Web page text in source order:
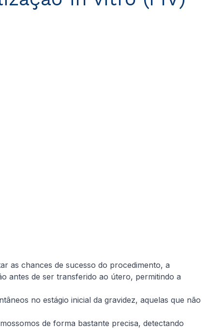
as chances de sucesso do procedimento, a
antes de ser transferido ao útero, permitindo a
no estágio inicial da gravidez, aquelas que não
de forma bastante precisa, detectando